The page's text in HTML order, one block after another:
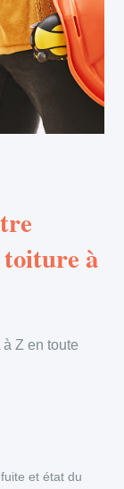
à
Z en toute
et état du